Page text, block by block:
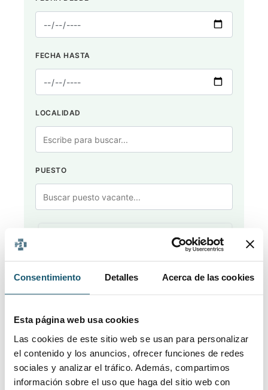
Consentimiento Detalles Acerca de las cookies
Esta página web usa cookies
Las cookies de este sitio web se usan para personalizar
el contenido y los anuncios, ofrecer funciones de redes
sociales y analizar el tráfico. Además, compartimos
información sobre el uso que haga del sitio web con
FECHA HASTA
LOCALIDAD
PUESTO
Filtrar
Publicado ⇵ Localidad